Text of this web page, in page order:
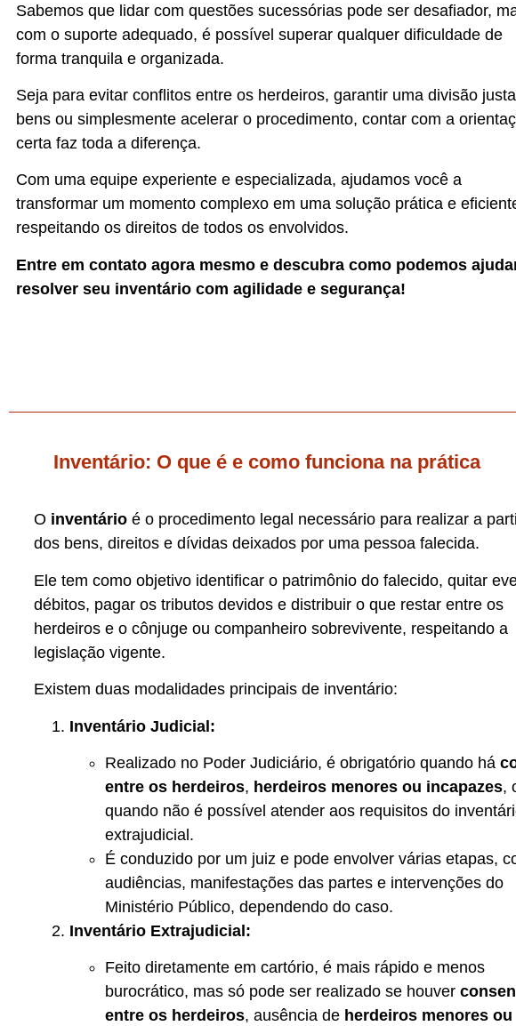
Sabemos que lidar com questões sucessórias pode ser desafiador,
com o suporte adequado, é possível superar qualquer dificuldade de
forma tranquila e organizada.
Seja para evitar conflitos entre os herdeiros, garantir uma divisão
bens ou simplesmente acelerar o procedimento, contar com a
certa faz toda a diferença.
Com uma equipe experiente e especializada, ajudamos você a
transformar um momento complexo em uma solução prática e
respeitando os direitos de todos os envolvidos.
Entre em contato agora mesmo e descubra como podemos
resolver seu inventário com agilidade e segurança!
Inventário: O que é e como funciona na prática
O inventário é o procedimento legal necessário para realizar a
dos bens, direitos e dívidas deixados por uma pessoa falecida.
Ele tem como objetivo identificar o patrimônio do falecido, quitar
débitos, pagar os tributos devidos e distribuir o que restar entre os
herdeiros e o cônjuge ou companheiro sobrevivente, respeitando a
legislação vigente.
Existem duas modalidades principais de inventário:
Inventário Judicial:
Realizado no Poder Judiciário, é obrigatório quando há
entre os herdeiros, herdeiros menores ou incapazes,
quando não é possível atender aos requisitos do
extrajudicial.
É conduzido por um juiz e pode envolver várias etapas,
audiências, manifestações das partes e intervenções do
Ministério Público, dependendo do caso.
Inventário Extrajudicial:
Feito diretamente em cartório, é mais rápido e menos
burocrático, mas só pode ser realizado se houver
entre os herdeiros, ausência de herdeiros menores ou